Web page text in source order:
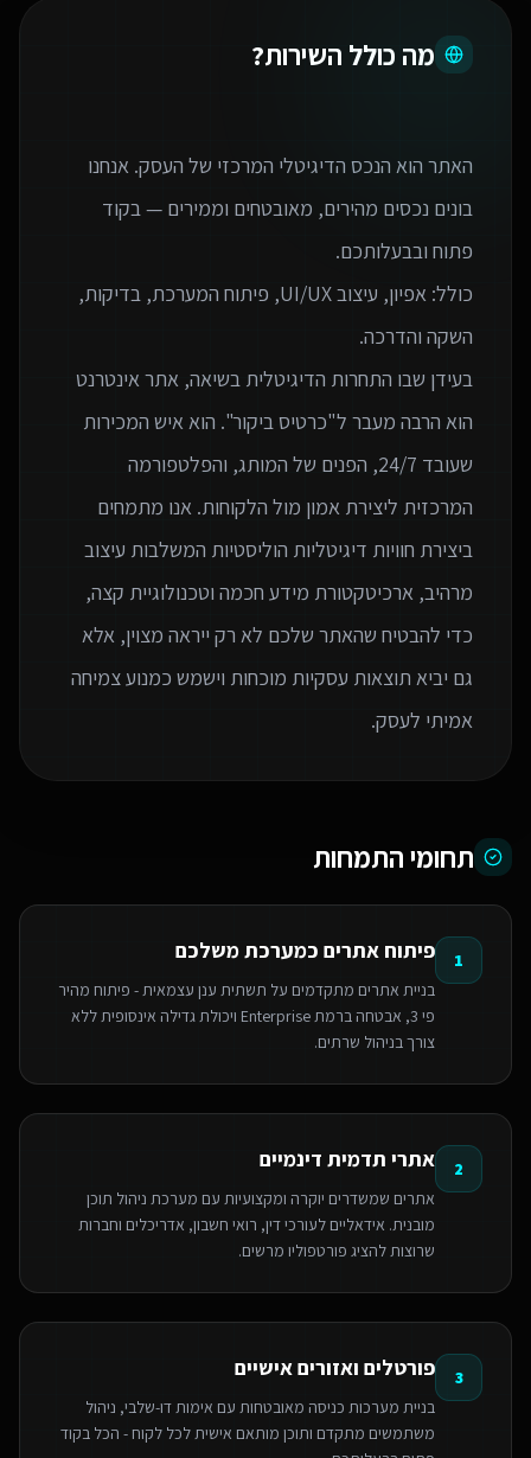
מה כולל השירות?
האתר הוא הנכס הדיגיטלי המרכזי של העסק. אנחנו
בונים נכסים מהירים, מאובטחים וממירים — בקוד
כולל: אפיון, עיצוב UI/UX, פיתוח המערכת, בדיקות,
בעידן שבו התחרות הדיגיטלית בשיאה, אתר אינטרנט
הוא הרבה מעבר ל"כרטיס ביקור". הוא איש המכירות
שעובד 24/7, הפנים של המותג, והפלטפורמה
המרכזית ליצירת אמון מול הלקוחות. אנו מתמחים
ביצירת חוויות דיגיטליות הוליסטיות המשלבות עיצוב
מרהיב, ארכיטקטורת מידע חכמה וטכנולוגיית קצה,
כדי להבטיח שהאתר שלכם לא רק ייראה מצוין, אלא
גם יביא תוצאות עסקיות מוכחות וישמש כמנוע צמיחה
אמיתי לעסק.
תחומי התמחות
1 פיתוח אתרים כמערכת משלכם
בניית אתרים מתקדמים על תשתית ענן עצמאית - פיתוח מהיר
פי 3, אבטחה ברמת Enterprise ויכולת גדילה אינסופית ללא
צורך בניהול שרתים.
2 אתרי תדמית דינמיים
אתרים שמשדרים יוקרה ומקצועיות עם מערכת ניהול תוכן
מובנית. אידאליים לעורכי דין, רואי חשבון, אדריכלים וחברות
שרוצות להציג פורטפוליו מרשים.
3 פורטלים ואזורים אישיים
בניית מערכות כניסה מאובטחות עם אימות דו-שלבי, ניהול
משתמשים מתקדם ותוכן מותאם אישית לכל לקוח - הכל בקוד